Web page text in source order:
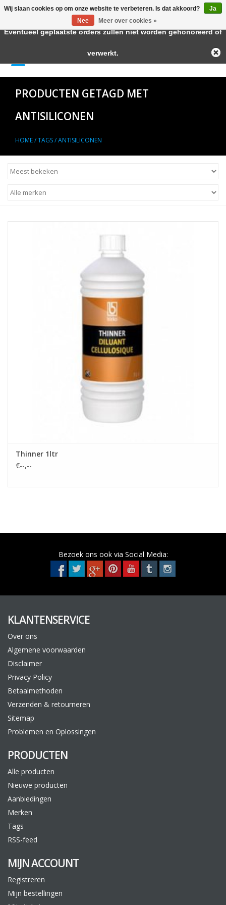
Autolak in Spuitbus
Primers
PRODUCTEN GETAGD MET
ANTISILICONEN
HOME/TAGS/ANTISILICONEN
Thinner 1ltr
€--,--
Bezoek ons ook via Social Media:
KLANTENSERVICE
Over ons
Algemene voorwaarden
Disclaimer
Privacy Policy
Betaalmethoden
Verzenden & retourneren
Sitemap
Problemen en Oplossingen
PRODUCTEN
Alle producten
Nieuwe producten
Aanbiedingen
Merken
Tags
RSS-feed
MIJN ACCOUNT
Registreren
Mijn bestellingen
Wij slaan cookies op om onze website te verbeteren. Is dat akkoord?
Ja
Nee
Meer over cookies »
← Keer terug naar de backofficeDeze winkel is in aanbouw.
Eventueel geplaatste orders zullen niet worden gehonoreerd of
verwerkt.